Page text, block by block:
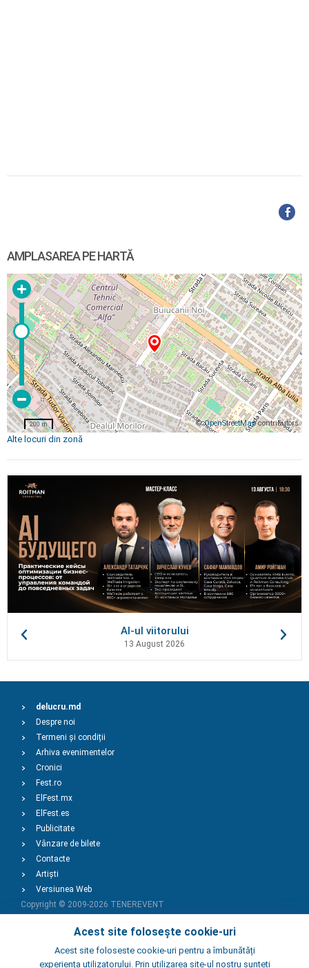
AMPLASAREA PE HARTĂ
©OpenStreetMapcontributors
200 m
Alte locuri din zonă
AI-ul viitorului
13 August 2026
Acest site folosește cookie-uri
Acest site foloseste cookie-uri pentru a îmbunătăți
experiența utilizatorului. Prin utilizarea site-ul nostru sunteti
delucru.md
Despre noi
Termeni și condiții
Arhiva evenimentelor
Cronici
Fest.ro
ElFest.mx
ElFest.es
Publicitate
Vânzare de bilete
Contacte
Artiști
Versiunea Web
Copyright © 2009-2026 TENEREVENT
Adaugă Eveniment